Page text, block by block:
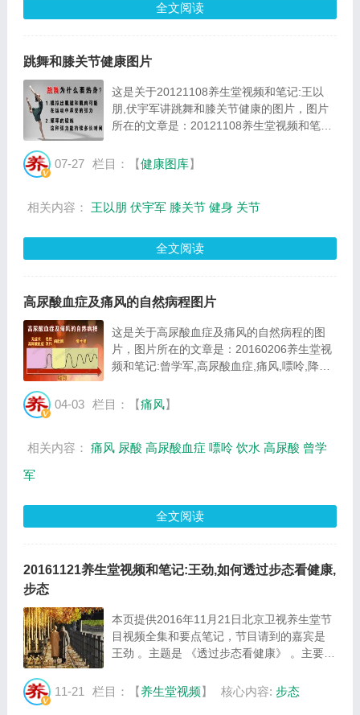
全文阅读
跳舞和膝关节健康图片
这是关于20121108养生堂视频和笔记:王以
朋,伏宇军讲跳舞和膝关节健康的图片，图片
所在的文章是：20121108养生堂视频和笔记:
寸634x356像素，格式是JPG，图片大小是
07-27 栏目：【健康图库】
相关内容： 王以朋 伏宇军 膝关节 健身 关节
全文阅读
高尿酸血症及痛风的自然病程图片
这是关于高尿酸血症及痛风的自然病程的图
片，图片所在的文章是：20160206养生堂视
频和笔记:曾学军,高尿酸血症,痛风,嘌呤,降尿
片大小是70511Byte。...
04-03 栏目：【痛风】
相关内容： 痛风 尿酸 高尿酸血症 嘌呤 饮水 高尿酸 曾学
军
全文阅读
20161121养生堂视频和笔记:王劲,如何透过步态看健康,
步态
本页提供2016年11月21日北京卫视养生堂节
目视频全集和要点笔记，节目请到的嘉宾是
王劲 。主题是 《透过步态看健康》 。主要介
供视频全集的在线观看和主要内容介绍（节目
11-21 栏目：【养生堂视频】 核心内容: 步态